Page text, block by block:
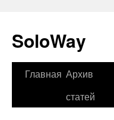
SoloWay
Перейти
Главная Архив
статей